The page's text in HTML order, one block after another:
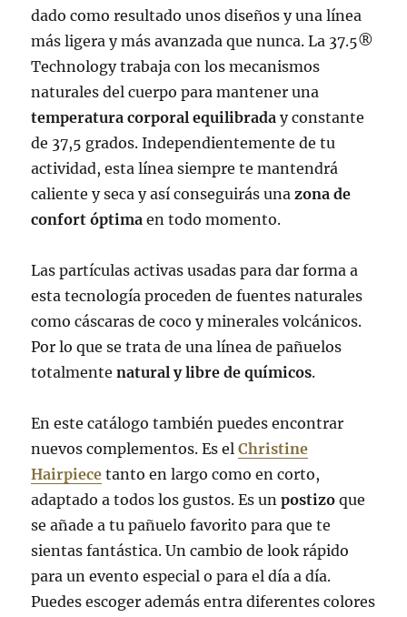
dado como resultado unos diseños y una línea
más ligera y más avanzada que nunca. La 37.5®
Technology trabaja con los mecanismos
naturales del cuerpo para mantener una
temperatura corporal equilibrada y constante
de 37,5 grados. Independientemente de tu
actividad, esta línea siempre te mantendrá
caliente y seca y así conseguirás unazona de
confort óptima en todo momento.
Las partículas activas usadas para dar forma a
esta tecnología proceden de fuentes naturales
como cáscaras de coco y minerales volcánicos.
Por lo que se trata de una línea de pañuelos
totalmentenatural y libre de químicos.
En este catálogo también puedes encontrar
nuevos complementos. Es elChristine
Hairpiece tanto en largo como en corto,
adaptado a todos los gustos. Es unpostizo que
se añade a tu pañuelo favorito para que te
sientas fantástica. Un cambio de look rápido
para un evento especial o para el día a día.
Puedes escoger además entra diferentes colores